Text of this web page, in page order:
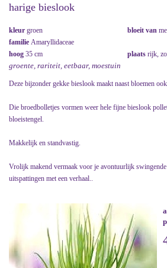
harige bieslook
kleur groen bloeit van
familie Amaryllidaceae
hoog 35 cm plaats rijk,
groente, rariteit, eetbaar, moestuin
Deze bijzonder gekke bieslook maakt naast bloemen
Die broedbolletjes vormen weer hele fijne bieslook
bloeistengel.
Makkelijk en standvastig.
Vrolijk makend vermaak voor je avontuurlijk
uitspattingen met een verhaal..